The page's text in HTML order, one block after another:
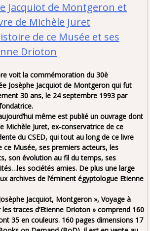
Jacquiot de Montgeron et
de Michèle Juret
de ce Musée et ses
Drioton
voit la commémoration du 30è
Josèphe Jacquiot de Montgeron qui fut
30 ans, le 24 septembre 1993 par
même est publié un ouvrage dont
Michèle Juret, ex-conservatrice de ce
du CSED, qui tout au long de ce livre
ce Musée, ses premiers acteurs, les
son évolution au fil du temps, ses
sociétés amies. De plus une large
archives de l’éminent égyptologue Etienne
Jacquiot, Montgeron », Voyage à
traces d’Etienne Drioton » comprend 160
35 en couleurs. 160 pages dimensions 17